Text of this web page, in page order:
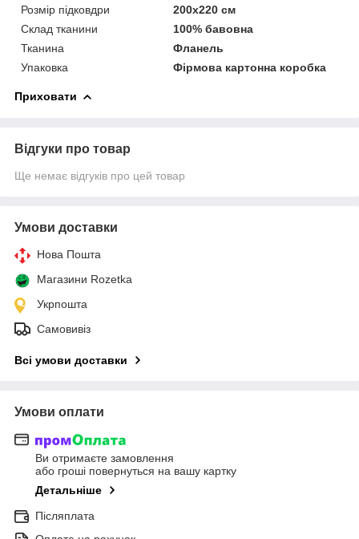
Розмір підковдри
200х220 см
Склад тканини
100% бавовна
Тканина
Фланель
Упаковка
Фірмова картонна коробка
Приховати
Відгуки про товар
Ще немає відгуків про цей товар
Умови доставки
Нова Пошта
Магазини Rozetka
Укрпошта
Самовивіз
Всі умови доставки
Умови оплати
Ви отримаєте замовлення
або гроші повернуться на вашу картку
Детальніше
Післяплата